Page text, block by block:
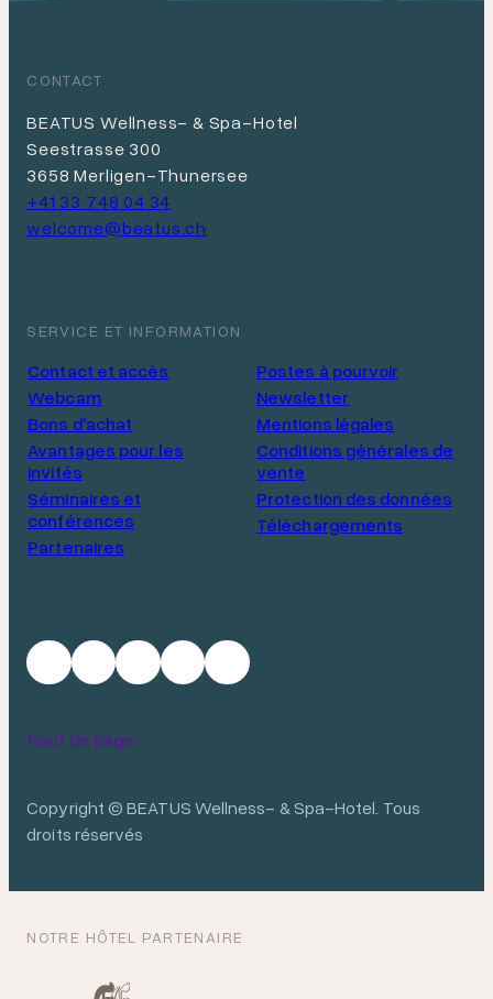
CONTACT
BEATUS Wellness- & Spa-Hotel
Seestrasse 300
3658 Merligen-Thunersee
+41 33 748 04 34
welcome@beatus.ch
SERVICE ET INFORMATION
Contact et accès
Webcam
Bons d'achat
Avantages pour les
invités
Séminaires et
conférences
Partenaires
Postes à pourvoir
Newsletter
Mentions légales
Conditions générales de
vente
Protection des données
Téléchargements
Copyright © BEATUS Wellness- & Spa-Hotel. Tous
droits réservés
Haut de page
NOTRE HÔTEL PARTENAIRE